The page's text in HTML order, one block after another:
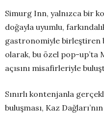
Simurg Inn, yalnızca bir
doğayla uyumlu,
gastronomiyle birleştiren
olarak, bu özel pop-up’ta
açısını misafirleriyle
Sınırlı kontenjanla
buluşması, Kaz